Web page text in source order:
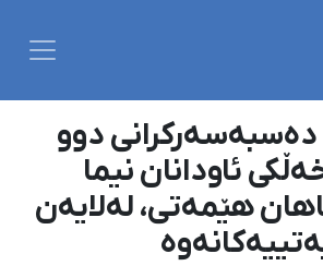
دوو
ئاودانان نیما
هێمەتی، لەلایەن